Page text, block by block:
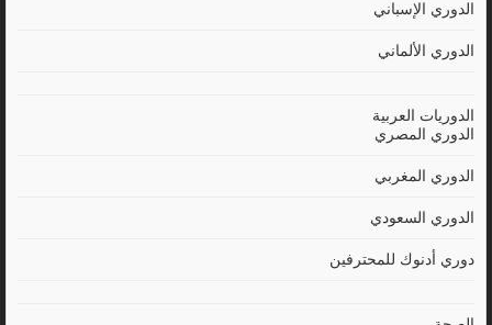
الدوري الإسباني
الدوري الألماني
الدوريات العربية
الدوري المصري
الدوري المغربي
الدوري السعودي
دوري أدنوك للمحترفين